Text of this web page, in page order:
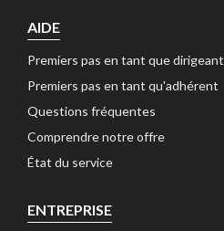
AIDE
Premiers pas en tant que dirigeant
Premiers pas en tant qu'adhérent
Questions fréquentes
Comprendre notre offre
État du service
ENTREPRISE